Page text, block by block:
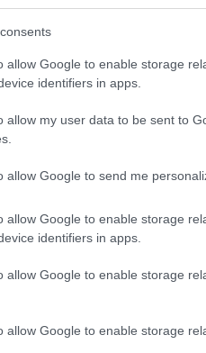
allow Google to enable storage
identifiers in apps.
allow my user data to be sent to
allow Google to send me
allow Google to enable storage
identifiers in apps.
allow Google to enable storage
allow Google to enable storage
angioplastica o by-pass).
tradizionali, per scoprire i
il rischio
(come lo Score2) –
di residenza, il
di ipertensione
quando questi siano
di andare incontro ad
comprendono una
(presenza di calcio nelle
dei vasi del
o di placche
Liuzzo -. Diventa